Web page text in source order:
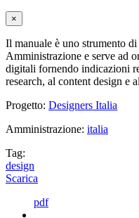
×
Il manuale è uno strumento
Amministrazione e serve ad
digitali fornendo indicazioni
research, al content design e
Progetto: Designers Italia
Amministrazione: italia
Tag:
design
Scarica
pdf